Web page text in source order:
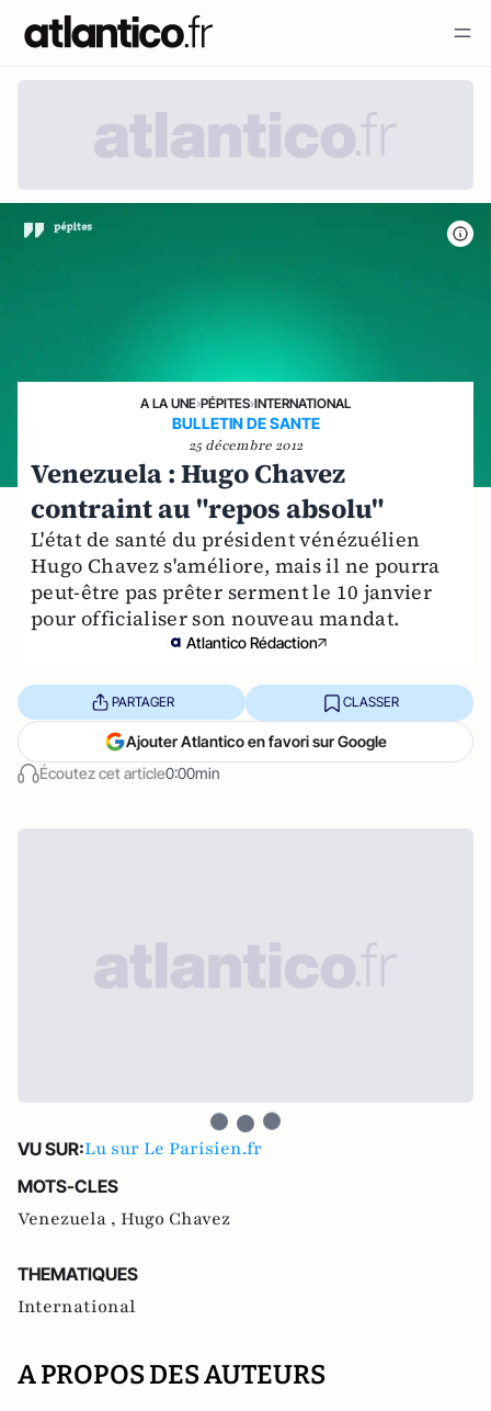
A LA UNE›PÉPITES›INTERNATIONAL
BULLETIN DE SANTE
25 décembre 2012
Venezuela : Hugo Chavez
contraint au "repos absolu"
L'état de santé du président vénézuélien
Hugo Chavez s'améliore, mais il ne pourra
peut-être pas prêter serment le 10 janvier
pour officialiser son nouveau mandat.
Atlantico Rédaction
Écoutez cet article0:00min
PARTAGER CLASSER
Ajouter Atlantico en favori sur Google
VU SUR:Lu sur Le Parisien.fr
MOTS-CLES
Venezuela , Hugo Chavez
THEMATIQUES
International
A PROPOS DES AUTEURS